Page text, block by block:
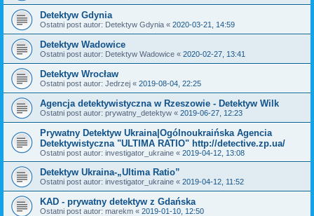
Detektyw Gdynia
Ostatni post autor: Detektyw Gdynia « 2020-03-21, 14:59
Detektyw Wadowice
Ostatni post autor: Detektyw Wadowice « 2020-02-27, 13:41
Detektyw Wrocław
Ostatni post autor: Jedrzej « 2019-08-04, 22:25
Agencja detektywistyczna w Rzeszowie - Detektyw Wilk
Ostatni post autor: prywatny_detektyw « 2019-06-27, 12:23
Prywatny Detektyw Ukraina|Ogólnoukraińska Agencia
Detektywistyczna "ULTIMA RATIO" http://detective.zp.ua/
Ostatni post autor: investigator_ukraine « 2019-04-12, 13:08
Detektyw Ukraina-„Ultima Ratio”
Ostatni post autor: investigator_ukraine « 2019-04-12, 11:52
KAD - prywatny detektyw z Gdańska
Ostatni post autor: marekm « 2019-01-10, 12:50